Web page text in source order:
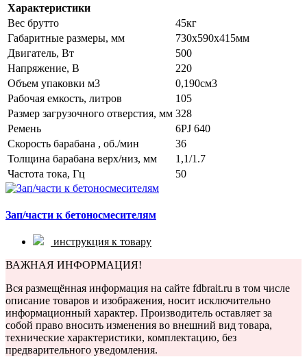
Характеристики
Вес брутто
45кг
Габаритные размеры, мм
730х590х415мм
Двигатель, Вт
500
Напряжение, В
220
Объем упаковки м3
0,190см3
Рабочая емкость, литров
105
Размер загрузочного отверстия, мм 328
Ремень
6PJ 640
Скорость барабана , об./мин
36
Толщина барабана верх/низ, мм
1,1/1.7
Частота тока, Гц
50
Зап/части к бетоносмесителям
инструкция к товару
ВАЖНАЯ ИНФОРМАЦИЯ!
Вся размещённая информация на сайте fdbrait.ru в том числе
описание товаров и изображения, носит исключительно
информационный характер. Производитель оставляет за
собой право вносить изменения во внешний вид товара,
технические характеристики, комплектацию, без
предварительного уведомления.